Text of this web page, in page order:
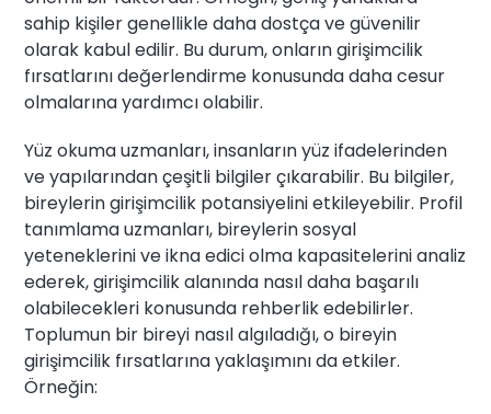
sahip kişiler genellikle daha dostça ve güvenilir
olarak kabul edilir. Bu durum, onların girişimcilik
fırsatlarını değerlendirme konusunda daha cesur
olmalarına yardımcı olabilir.
Yüz okuma uzmanları, insanların yüz ifadelerinden
ve yapılarından çeşitli bilgiler çıkarabilir. Bu bilgiler,
bireylerin girişimcilik potansiyelini etkileyebilir. Profil
tanımlama uzmanları, bireylerin sosyal
yeteneklerini ve ikna edici olma kapasitelerini analiz
ederek, girişimcilik alanında nasıl daha başarılı
olabilecekleri konusunda rehberlik edebilirler.
Toplumun bir bireyi nasıl algıladığı, o bireyin
girişimcilik fırsatlarına yaklaşımını da etkiler.
Örneğin: